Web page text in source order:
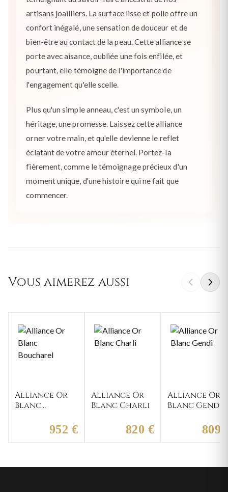
artisans joailliers. La surface lisse et polie offre un
confort inégalé, une sensation de douceur et de
bien-être au contact de la peau. Cette alliance se
porte avec aisance, oubliée une fois enfilée, et
pourtant, elle témoigne de l'importance de
l'engagement qu'elle scelle.
Plus qu'un simple anneau, c'est un symbole, un
héritage, une promesse. Laissez cette alliance
orner votre main, et qu'elle devienne le reflet
éclatant de votre amour éternel. Portez-la
fièrement, comme le témoignage précieux d'un
moment unique, d'une histoire qui ne fait que
commencer.
Vous aimerez aussi
Alliance Or
Blanc
952 €
Alliance Or
Blanc Charli
820 €
Alliance Or
Blanc Gendi
809